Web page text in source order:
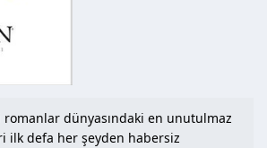
romanlar dünyasındaki en unutulmaz
ilk defa her şeyden habersiz